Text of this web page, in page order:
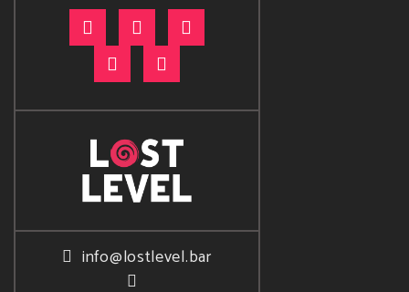
info@lostlevel.bar